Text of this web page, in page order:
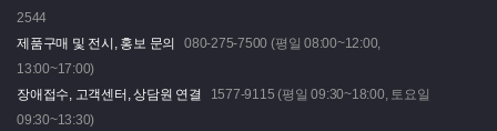
2544
제품구매 및 전시, 홍보 문의
080-275-7500 (평일 08:00~12:00,
13:00~17:00)
장애접수, 고객센터, 상담원 연결
1577-9115 (평일 09:30~18:00, 토요일
09:30~13:30)